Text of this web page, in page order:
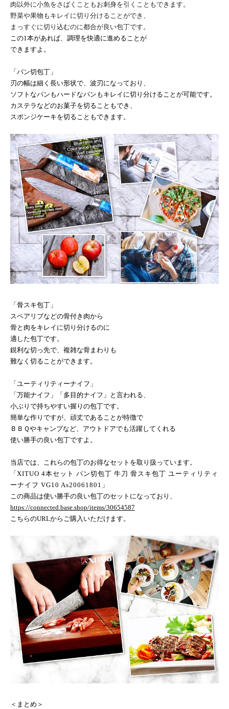
肉以外に小魚をさばくこともお刺身を引くこともできます。
野菜や果物もキレイに切り分けることができ、
まっすぐに切り込むのに都合が良い包丁です。
この1本があれば、調理を快適に進めることが
できますよ。
「パン切包丁」
刃の幅は細く長い形状で、波刃になっており、
ソフトなパンもハードなパンもキレイに切り分けることが可能です。
カステラなどのお菓子を切ることもでき、
スポンジケーキを切ることもできます。
「骨スキ包丁」
スペアリブなどの骨付き肉から
骨と肉をキレイに切り分けるのに
適した包丁です。
鋭利な切っ先で、複雑な骨まわりも
難なく切ることができます。
「ユーティリティーナイフ」
「万能ナイフ」「多目的ナイフ」と言われる、
小ぶりで持ちやすい握りの包丁です。
簡単な作りですが、頑丈であることが特徴で
ＢＢＱやキャンプなど、アウトドアでも活躍してくれる
使い勝手の良い包丁ですよ。
当店では、これらの包丁のお得なセットを取り扱っています。
「 XITUO 4本セット パン切包丁 牛刀 骨スキ包丁 ユーティリティ
ーナイフ VG10 As20061801 」
この商品は使い勝手の良い包丁のセットになっており、
https://connected.base.shop/items/30654587
こちらのURLからご購入いただけます。
＜まとめ＞